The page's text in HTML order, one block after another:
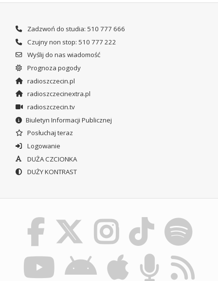
Zadzwoń do studia: 510 777 666
Czujny non stop: 510 777 222
Wyślij do nas wiadomość
Prognoza pogody
radioszczecin.pl
radioszczecinextra.pl
radioszczecin.tv
Biuletyn Informacji Publicznej
Posłuchaj teraz
Logowanie
DUŻA CZCIONKA
DUŻY KONTRAST